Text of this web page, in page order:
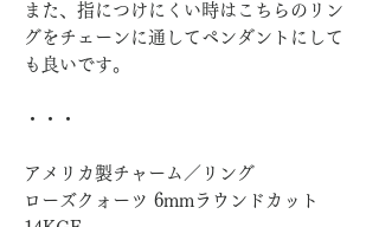
また、指につけにくい時はこちらのリン
グをチェーンに通してペンダントにして
も良いです。
・・・
アメリカ製チャーム／リング
ローズクォーツ 6mmラウンドカット